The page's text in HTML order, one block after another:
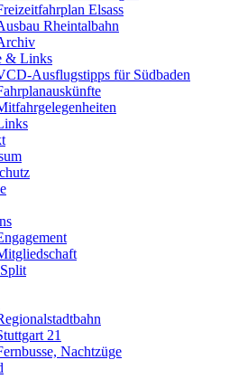
Elsass
Rheintalbahn
& Links
Ausflugstipps für Südbaden
21
Nachtzüge